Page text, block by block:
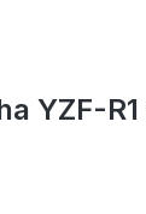
YZF-R1